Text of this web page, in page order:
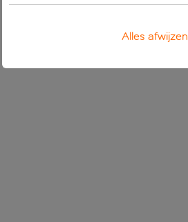
Alles afwijzen